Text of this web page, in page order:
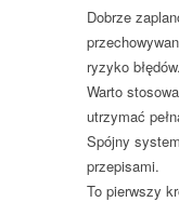
Dobrze
ryzyko błędów.
Warto
utrzymać
Spójny
przepisami.
To pierwszy